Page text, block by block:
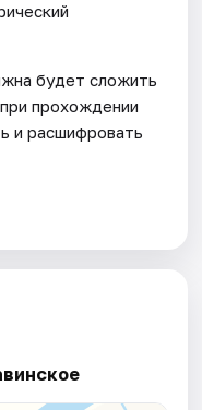
будет сложить
прохождении
и расшифровать